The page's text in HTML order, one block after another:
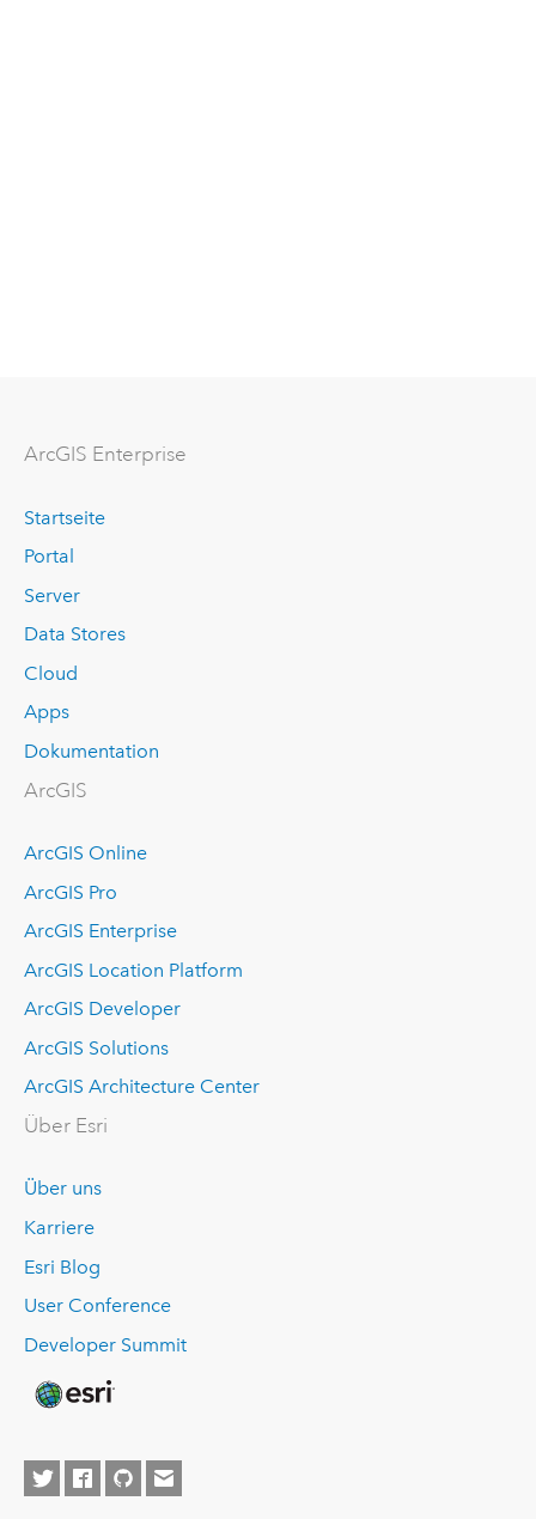
ArcGIS Enterprise
Startseite
Portal
Server
Data Stores
Cloud
Apps
Dokumentation
ArcGIS
ArcGIS Online
ArcGIS Pro
ArcGIS Enterprise
ArcGIS Location Platform
ArcGIS Developer
ArcGIS Solutions
ArcGIS Architecture Center
Über Esri
Über uns
Karriere
Esri Blog
User Conference
Developer Summit